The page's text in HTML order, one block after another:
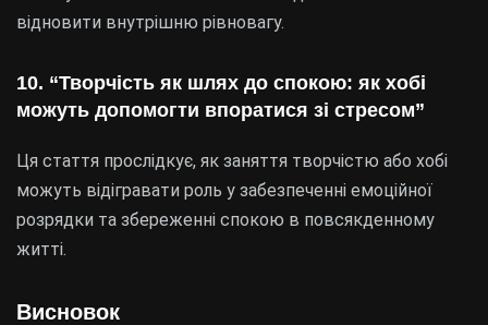
відновити внутрішню рівновагу.
10. “Творчість як шлях до спокою: як хобі
можуть допомогти впоратися зі стресом”
Ця стаття прослідкує, як заняття творчістю або хобі
можуть відігравати роль у забезпеченні емоційної
розрядки та збереженні спокою в повсякденному
житті.
Висновок